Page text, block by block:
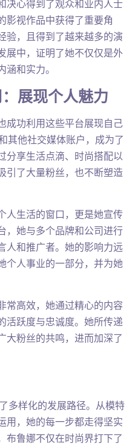
决心得到了观众和业内人士
影视作品中获得了重要角
验，且得到了越来越多的演
展中，证明了她不仅仅是外
和实力。
展现个人魅力
成功利用这些平台展现自己
他社交媒体账户，成为了
分享生活点滴、时尚搭配以
引了大量粉丝，也不断塑造
人生活的窗口，更是她宣传
，她与多个品牌和公司进行
人和推广者。她的影响力远
个人事业的一部分，并为她
常高效，她通过精心的内容
活跃度与忠诚度。她所传递
大粉丝的共鸣，进而加深了
多样化的发展路径。从模特
用，她的每一步都走得坚实
布鲁娜不仅在时尚界打下了